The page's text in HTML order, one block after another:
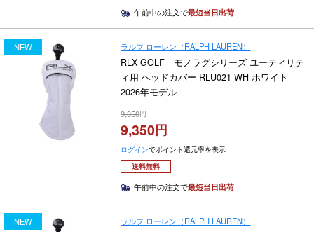
午前中の注文で最短当日出荷
NEW ラルフ ローレン（RALPH LAUREN）
RLX GOLF モノラグシリーズ ユーティリテ
ィ用 ヘッドカバー RLU021 WH ホワイト
2026年モデル
9,350
9,350
ログインでポイント還元率を表示
送料無料
午前中の注文で最短当日出荷
NEW ラルフ ローレン（RALPH LAUREN）